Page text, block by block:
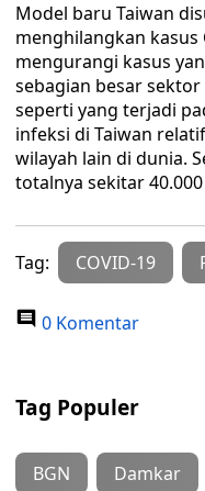
Model baru Taiwan
menghilangkan kasus
mengurangi kasus
sebagian besar
seperti yang terjadi
infeksi di Taiwan
wilayah lain di dunia.
totalnya sekitar
Tag: COVID-19
0 Komentar
Tag Populer
BGN Damkar